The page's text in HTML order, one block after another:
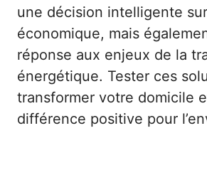
une décision intelligente
économique, mais
réponse aux enjeux de la
énergétique. Tester ces
transformer votre domicile
différence positive pour